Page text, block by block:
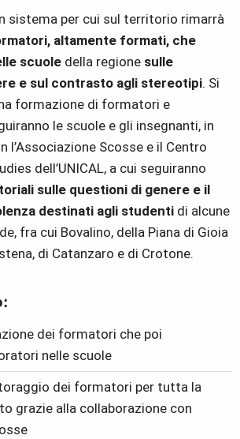
sistema per cui sul territorio rimarrà
altamente formati, che
scuole della regione sulle
e sul contrasto agli stereotipi. Si
formazione di formatori e
le scuole e gli insegnanti, in
l’Associazione Scosse e il Centro
dell’UNICAL, a cui seguiranno
sulle questioni di genere e il
destinati agli studenti di alcune
fra cui Bovalino, della Piana di Gioia
di Catanzaro e di Crotone.
dei formatori che poi
nelle scuole
dei formatori per tutta la
grazie alla collaborazione con